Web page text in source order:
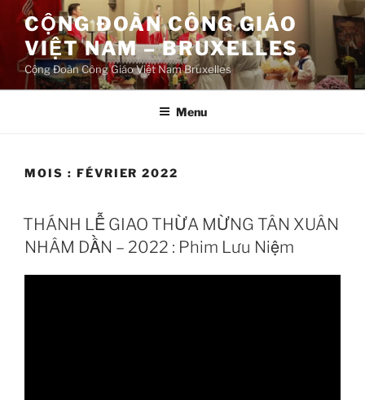
Aller
contenu
principal
CỘNG ĐOÀN CÔNG GIÁO
VIỆT NAM – BRUXELLES
Cộng Đoàn Công Giáo Việt Nam Bruxelles
Menu
MOIS : FÉVRIER 2022
THÁNH LỄ GIAO THỪA MỪNG TÂN XUÂN
NHÂM DẦN – 2022 : Phim Lưu Niệm